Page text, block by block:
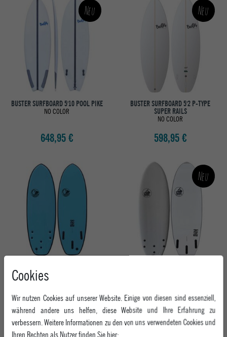
Neu
BUSTER SURFBOARD 5'10 POOL PIKE
NO COLOR
648,95 €
Neu
BUSTER SURFBOARD 5'2 P-TYPE
SUPER RAILS
NO COLOR
598,95 €
BUSTER SURFBOARD 5'5 PUFFY
PUFFIN SOFTBOARD
349,95 €
Neu
448,95 €
Cookies
Wir nutzen Cookies auf unserer Website. Einige von diesen sind essenziell,
während andere uns helfen, diese Website und Ihre Erfahrung zu
verbessern. Weitere Informationen zu den von uns verwendeten Cookies und
Ihren Rechten als Nutzer finden Sie hier: